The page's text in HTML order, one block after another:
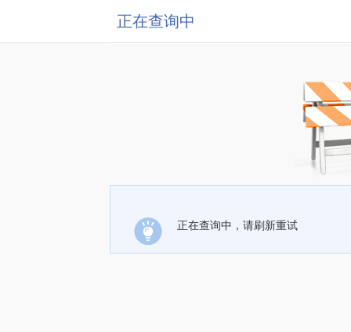
正在查询中
正在查询中，请刷新重试